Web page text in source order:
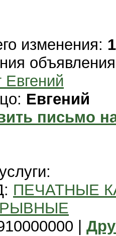
изменения:
Евгений
Евгений
письмо
ПЕЧАТНЫЕ
|